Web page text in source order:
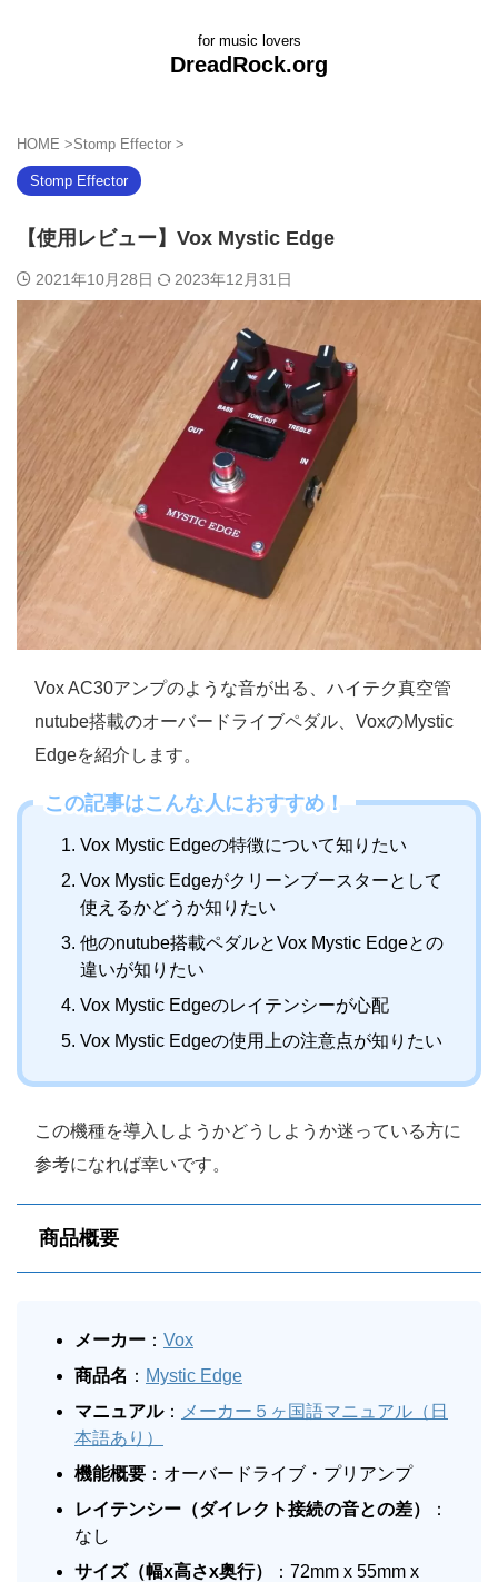
for music lovers
DreadRock.org
HOME >Stomp Effector >
Stomp Effector
【使用レビュー】Vox Mystic Edge
2021年10月28日 2023年12月31日
Vox AC30アンプのような音が出る、ハイテク真空管
nutube搭載のオーバードライブペダル、VoxのMystic
Edgeを紹介します。
この記事はこんな人におすすめ！
Vox Mystic Edgeの特徴について知りたい
Vox Mystic Edgeがクリーンブースターとして
使えるかどうか知りたい
他のnutube搭載ペダルとVox Mystic Edgeとの
違いが知りたい
Vox Mystic Edgeのレイテンシーが心配
Vox Mystic Edgeの使用上の注意点が知りたい
この機種を導入しようかどうしようか迷っている方に
参考になれば幸いです。
商品概要
メーカー ： Vox
商品名 ： Mystic Edge
マニュアル：
メーカー５ヶ国語マニュアル（日
本語あり）
機能概要 ：オーバードライブ・プリアンプ
レイテンシー（ダイレクト接続の音との差）
：
なし
サイズ（幅x高さx奥行）
：72mm x 55mm x